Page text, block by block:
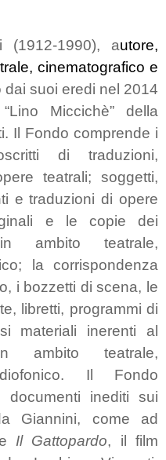
(1912-1990), autore,
cinematografico e
dai suoi eredi nel 2014
Miccichè” della
Il Fondo comprende i
di traduzioni,
teatrali; soggetti,
e traduzioni di opere
e le copie dei
ambito teatrale,
la corrispondenza
i bozzetti di scena, le
libretti, programmi di
materiali inerenti al
ambito teatrale,
Il Fondo
documenti inediti sui
Giannini,
come ad
Il Gattopardo, il film